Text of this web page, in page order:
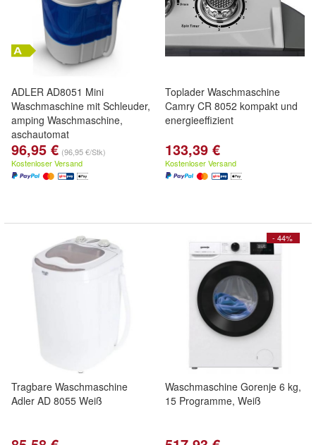
ADLER AD8051 Mini
Waschmaschine mit Schleuder,
amping Waschmaschine,
aschautomat
96,95 € (96,95 €/Stk)
Kostenloser Versand
Toplader Waschmaschine
Camry CR 8052 kompakt und
energieeffizient
133,39 €
Kostenloser Versand
Tragbare Waschmaschine
Adler AD 8055 Weiß
- 44%
Waschmaschine Gorenje 6 kg,
15 Programme, Weiß